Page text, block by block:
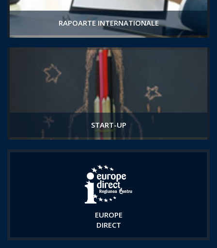
RAPOARTE INTERNATIONALE
START-UP
EUROPE
DIRECT